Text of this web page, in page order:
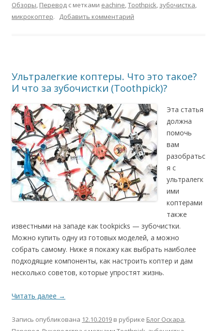
Обзоры, Перевод с метками eachine,Toothpick, зубочистка,
микрокоптер. Добавить комментарий
Ультралегкие коптеры. Что это такое?
И что за зубочистки (Toothpick)?
Эта статья
должна
помочь
вам
разобратьс
я с
ультралегк
ими
коптерами
также
известными на западе как tookpicks — зубочистки.
Можно купить одну из готовых моделей, а можно
собрать самому. Ниже я покажу как выбрать наиболее
подходящие компоненты, как настроить коптер и дам
несколько советов, которые упростят жизнь.
Читать далее →
Запись опубликована 12.10.2019 в рубрике Блог Оскара,